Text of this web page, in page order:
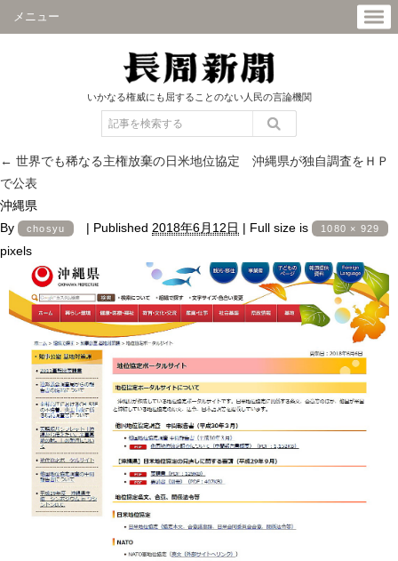
メニュー
いかなる権威にも屈することのない人民の言論機関
← 世界でも稀なる主権放棄の日米地位協定 沖縄県が独自調査をＨＰ
で公表
沖縄県
By
chosyu | Published 2018年6月12日 | Full size is 1080 × 929
pixels